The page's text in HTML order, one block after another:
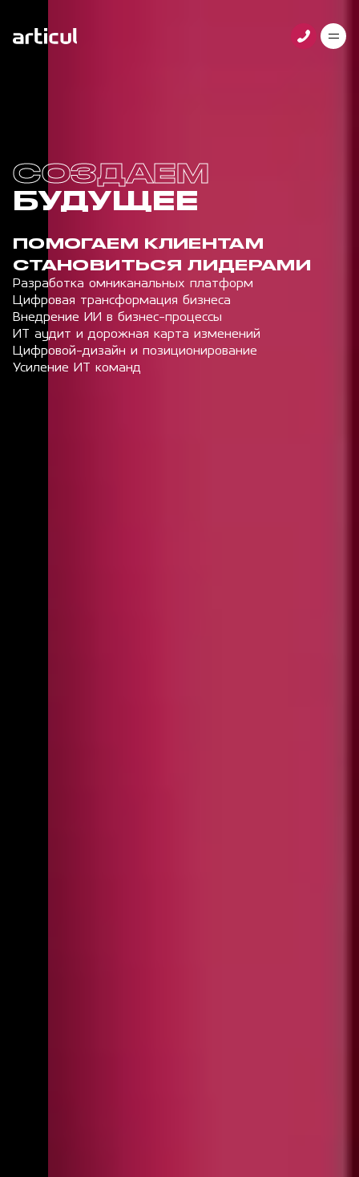
Услуги
Контакты
Карьера
СОЗДАЕМ
НАСТОЯЩЕЕ
БУДУЩЕЕ
ПОМОГАЕМ КЛИЕНТАМ
СТАНОВИТЬСЯ ЛИДЕРАМИ
Разработка омниканальных платформ
Цифровая трансформация бизнеса
Внедрение ИИ в бизнес-процессы
ИТ аудит и дорожная карта изменений
Цифровой-дизайн и позиционирование
Усиление ИТ команд